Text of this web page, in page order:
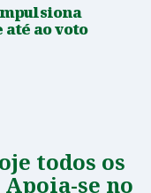
ao voto
todos os
se no